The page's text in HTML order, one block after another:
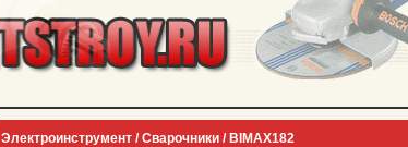
Электроинструмент /Сварочники / BIMAX182